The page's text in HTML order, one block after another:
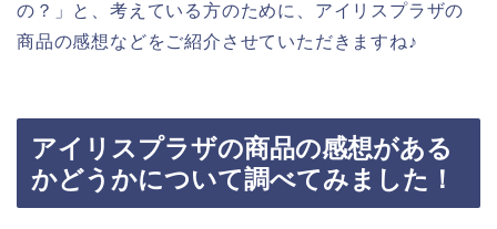
の？」と、考えている方のために、アイリスプラザの
商品の感想などをご紹介させていただきますね♪
アイリスプラザの商品の感想がある
かどうかについて調べてみました！